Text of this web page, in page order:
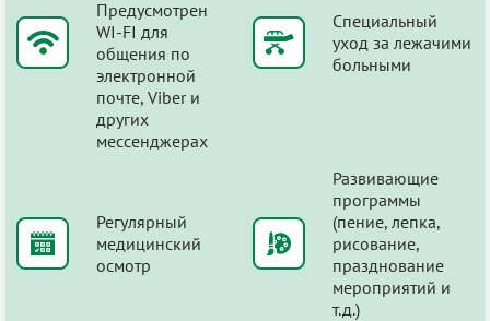
Предусмотрен
WI-FI для
общения по
электронной
почте, Viber и
других
мессенджерах
Специальный
уход за лежачими
больными
Регулярный
медицинский
осмотр
Развивающие
программы
(пение, лепка,
рисование,
празднование
мероприятий и
т.д.)